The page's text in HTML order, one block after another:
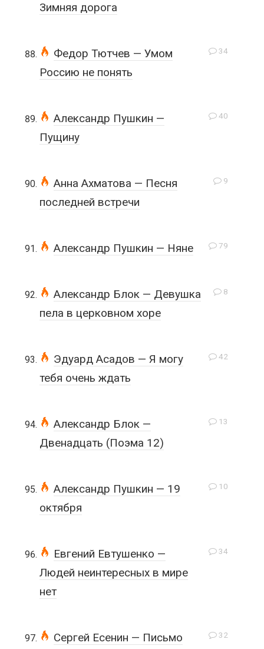
Зимняя дорога
34
Федор Тютчев — Умом
Россию не понять
40
Александр Пушкин —
Пущину
9
Анна Ахматова — Песня
последней встречи
79
Александр Пушкин — Няне
8
Александр Блок — Девушка
пела в церковном хоре
42
Эдуард Асадов — Я могу
тебя очень ждать
13
Александр Блок —
Двенадцать (Поэма 12)
10
Александр Пушкин — 19
октября
34
Евгений Евтушенко —
Людей неинтересных в мире
нет
32
Сергей Есенин — Письмо